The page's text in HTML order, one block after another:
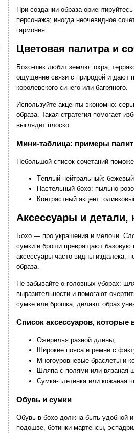
При создании образа
персонажа; иногда неочевидное
гармония.
Цветовая палитра и
Бохо‑шик любит землю: охра,
ощущение связи с природой и дают
королевского синего или багряного.
Используйте акценты экономно:
образа. Такая стратегия помогает
выглядит плоско.
Мини‑таблица: примеры
Небольшой список сочетаний
Тёплый нейтральный:
Пастельный бохо:
Контрастный акцент:
Аксессуары и детали,
Бохо — про украшения и мелочи.
сумки и броши превращают базовую
аксессуары часто видны издалека,
образа.
Не забывайте о головных уборах:
выразительности и помогают
сумке или брошка, делают образ
Список аксессуаров, которые
Ожерелья разной длины;
Широкие пояса и ремни с
Многоуровневые браслеты и
Шляпа с полями или вязаная
Сумка‑плетёнка или кожаная
Обувь и сумки
Обувь в бохо должна быть удобной
подошве, ботинки‑мартенсы,